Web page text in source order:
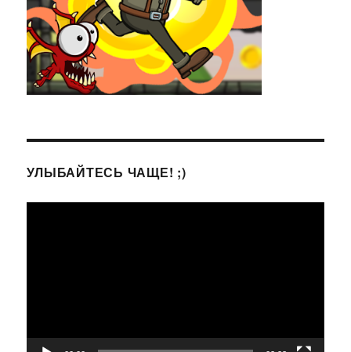
УЛЫБАЙТЕСЬ ЧАЩЕ! ;)